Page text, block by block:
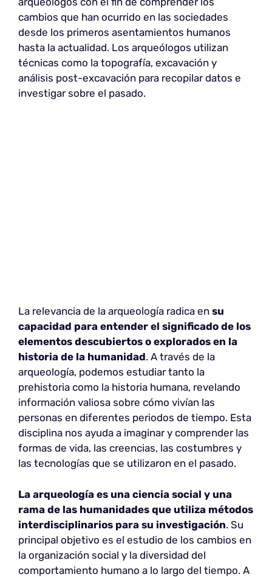
cambios que han ocurrido en las sociedades
desde los primeros asentamientos humanos
hasta la actualidad. Los arqueólogos utilizan
técnicas como la topografía, excavación y
análisis post-excavación para recopilar datos e
investigar sobre el pasado.
La relevancia de la arqueología radica en su
capacidad para entender el significado de los
elementos descubiertos o explorados en la
historia de la humanidad. A través de la
arqueología, podemos estudiar tanto la
prehistoria como la historia humana, revelando
información valiosa sobre cómo vivían las
personas en diferentes periodos de tiempo. Esta
disciplina nos ayuda a imaginar y comprender las
formas de vida, las creencias, las costumbres y
las tecnologías que se utilizaron en el pasado.
La arqueología es una ciencia social y una
rama de las humanidades que utiliza métodos
interdisciplinarios para su investigación. Su
principal objetivo es el estudio de los cambios en
la organización social y la diversidad del
comportamiento humano a lo largo del tiempo. A